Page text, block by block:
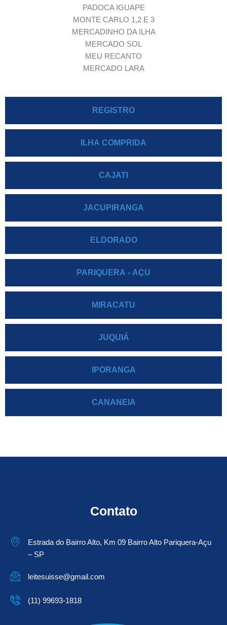
REGISTRO
ILHA COMPRIDA
CAJATI
JACUPIRANGA
ELDORADO
PARIQUERA - AÇU
MIRACATU
JUQUIÁ
IPORANGA
CANANEIA
PADOCA IGUAPE
MONTE CARLO 1,2 E 3
MERCADINHO DA ILHA
MERCADO SOL
MEU RECANTO
MERCADO LARA
Contato
Estrada do Bairro Alto, Km 09 Bairro Alto Pariquera-Açu
– SP
leitesuisse@gmail.com
(11) 99693-1818